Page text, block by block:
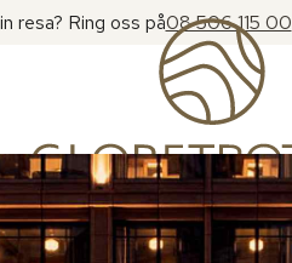
resa? Ring oss på08 506 115 00